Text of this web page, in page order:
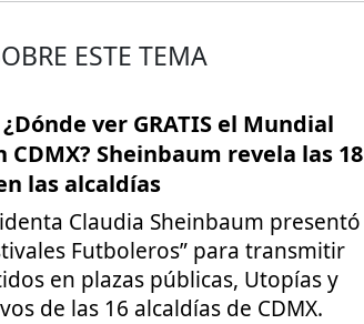
ESTE TEMA
ver GRATIS el Mundial
CDMX? Sheinbaum revela las 18
las alcaldías
Claudia Sheinbaum presentó
Futboleros” para transmitir
en plazas públicas, Utopías y
de las 16 alcaldías de CDMX.